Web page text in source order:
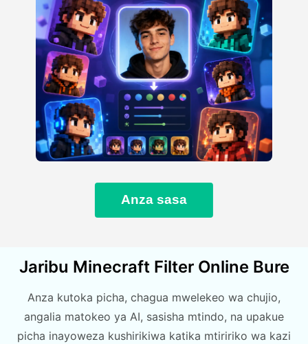
Anza sasa
Jaribu Minecraft Filter Online Bure
Anza kutoka picha, chagua mwelekeo wa chujio,
angalia matokeo ya AI, sasisha mtindo, na upakue
picha inayoweza kushirikiwa katika mtiririko wa kazi